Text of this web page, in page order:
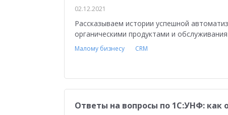
02.12.2021
Рассказываем истории успешной
органическими продуктами и
Малому бизнесу CRM
Ответы на вопросы по 1С:УНФ: как